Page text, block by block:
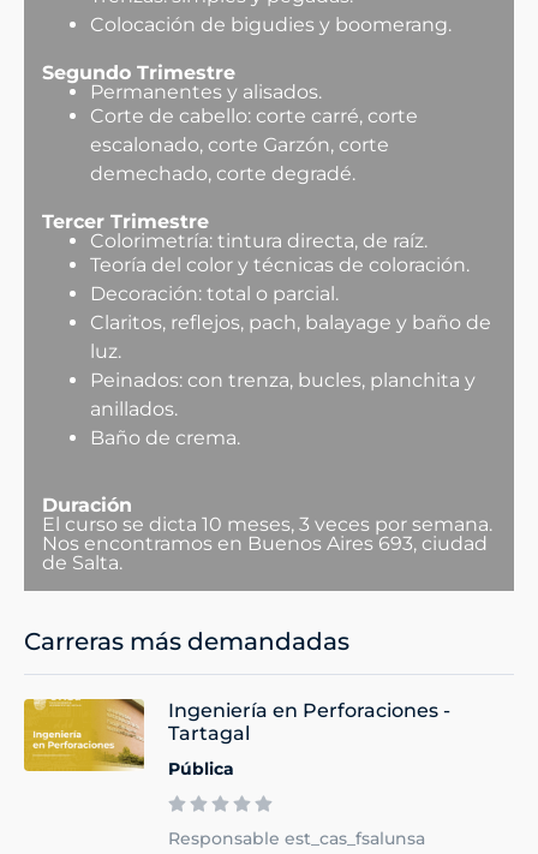
Colocación de bigudies y boomerang.
Segundo Trimestre
Permanentes y alisados.
Corte de cabello: corte carré, corte
escalonado, corte Garzón, corte
demechado, corte degradé.
Tercer Trimestre
Colorimetría: tintura directa, de raíz.
Teoría del color y técnicas de coloración.
Decoración: total o parcial.
Claritos, reflejos, pach, balayage y baño de
luz.
Peinados: con trenza, bucles, planchita y
anillados.
Baño de crema.
Duración
El curso se dicta 10 meses, 3 veces por semana.
Nos encontramos en Buenos Aires 693, ciudad
de Salta.
Carreras más demandadas
Ingeniería en Perforaciones -
Tartagal
Pública
Responsable est_cas_fsalunsa